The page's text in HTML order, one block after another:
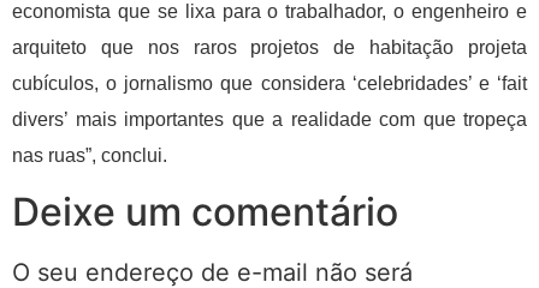
economista que se lixa para o trabalhador, o engenheiro e
arquiteto que nos raros projetos de habitação projeta
cubículos, o jornalismo que considera ‘celebridades’ e ‘fait
divers’ mais importantes que a realidade com que tropeça
nas ruas”, conclui.
Deixe um comentário
O seu endereço de e-mail não será